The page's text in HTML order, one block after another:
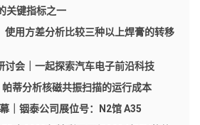
关键指标之一
使用方差分析比较三种以上焊膏的转移
讨会｜一起探索汽车电子前沿科技
蒂分析核磁共振扫描的运行成本
｜铟泰公司展位号：N2馆 A35